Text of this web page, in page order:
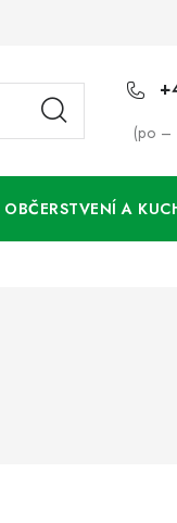
(po –
OBČERSTVENÍ A